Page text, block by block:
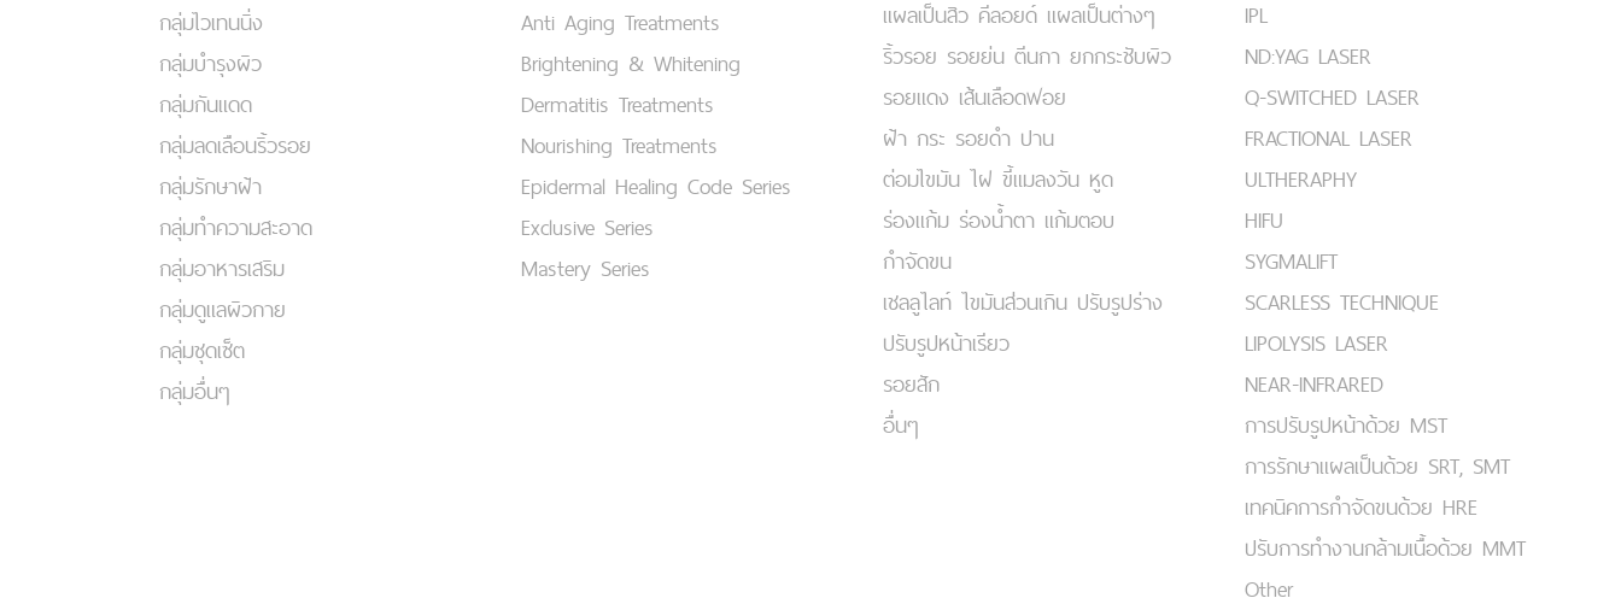
กลุ่มไวเทนนิ่ง
กลุ่มบำรุงผิว
กลุ่มกันแดด
กลุ่มลดเลือนริ้วรอย
กลุ่มรักษาฝ้า
กลุ่มทำความสะอาด
กลุ่มอาหารเสริม
กลุ่มดูแลผิวกาย
กลุ่มชุดเซ็ต
กลุ่มอื่นๆ
Anti Aging Treatments
Brightening & Whitening
Dermatitis Treatments
Nourishing Treatments
Epidermal Healing Code Series
Exclusive Series
Mastery Series
แผลเป็นสิว คีลอยด์ แผลเป็นต่างๆ
ริ้วรอย รอยย่น ตีนกา ยกกระชับผิว
รอยแดง เส้นเลือดฟอย
ฝ้า กระ รอยดำ ปาน
ต่อมไขมัน ไฝ ขี้แมลงวัน หูด
ร่องแก้ม ร่องน้ำตา แก้มตอบ
กำจัดขน
เชลลูไลท์ ไขมันส่วนเกิน ปรับรูปร่าง
ปรับรูปหน้าเรียว
รอยสัก
อื่นๆ
IPL
ND:YAG LASER
Q-SWITCHED LASER
FRACTIONAL LASER
ULTHERAPHY
HIFU
SYGMALIFT
SCARLESS TECHNIQUE
LIPOLYSIS LASER
NEAR-INFRARED
การปรับรูปหน้าด้วย MST
การรักษาแผลเป็นด้วย SRT, SMT
เทคนิคการกำจัดขนด้วย HRE
ปรับการทำงานกล้ามเนื้อด้วย MMT
Other